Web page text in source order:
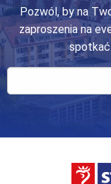
Pozwól, by na
zaproszenia na
spotkać